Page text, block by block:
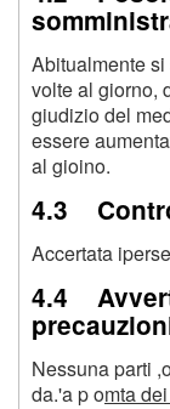
Abitualmente
volte al giorno,
giudizio del
essere
al gioino.
4.3
Accertata
4.4
Nessuna parti
da.'a p omta